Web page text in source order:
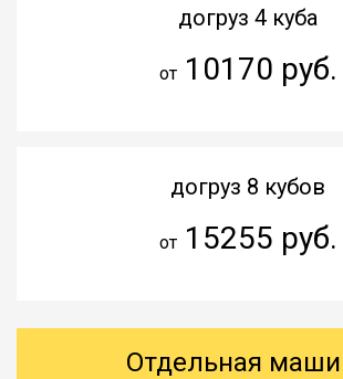
догруз 4 куба
от10170 руб.
догруз 8 кубов
от15255 руб.
Отдельная